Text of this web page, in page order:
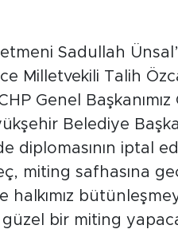
Sadullah
Milletvekili Talih
Genel Başkanımız
Belediye
diplomasının iptal
miting safhasına
bir miting